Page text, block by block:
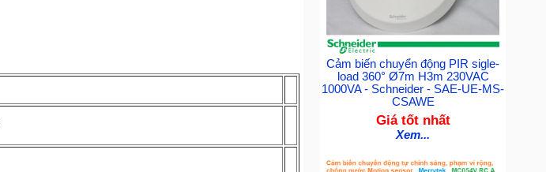
Cảm biến chuyển động PIR sigle-
load 360° Ø7m H3m 230VAC
1000VA - Schneider - SAE-UE-MS-
CSAWE
Giá tốt nhất
Xem...